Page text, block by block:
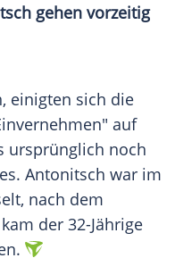
gehen vorzeitig
einigten sich die
auf
ursprünglich noch
Antonitsch war im
nach dem
kam der 32-Jährige